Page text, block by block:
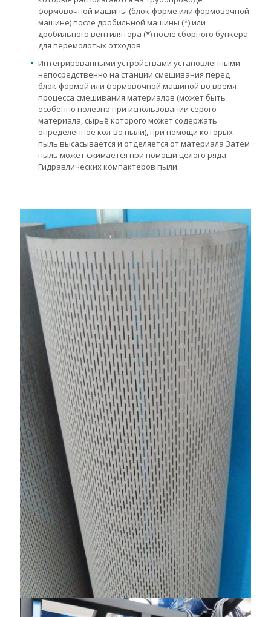
формовочной машины (блок-форме или формовочной
машине) после дробильной машины (*) или
дробильного вентилятора (*) после сборного бункера
для перемолотых отходов
Интегрированными устройствами установленными
непосредственно на станции смешивания перед
блок-формой или формовочной машиной во время
процесса смешивания материалов (может быть
особенно полезно при использовании серого
материала, сырьё которого может содержать
определённое кол-во пыли), при помощи которых
пыль высасывается и отделяется от материала Затем
пыль может сжимается при помощи целого ряда
Гидравлических компактеров пыли.